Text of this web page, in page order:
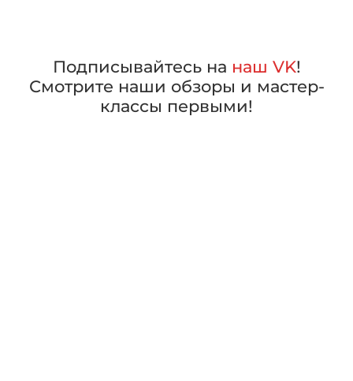
Подписывайтесь на наш VK!
Смотрите наши обзоры и мастер-
классы первыми!